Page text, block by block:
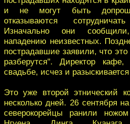
и не могут быть
отказываются
Изначально они
нападению неизвестных.
пострадавшие заявили, что
разберутся". Директор
свадьбе, исчез и
Это уже второй этнический
несколько дней. 26 сентября
северокорейцы ранили